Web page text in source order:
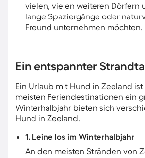
vielen, vielen weiteren Dörfern
lange Spaziergänge oder
Freund unternehmen möchten.
Ein entspannter
Ein Urlaub mit Hund in Zeeland
meisten Feriendestinationen ein
Winterhalbjahr bieten sich
Hund in Zeeland.
1. Leine los im Winterhalbjahr
An den meisten Stränden von